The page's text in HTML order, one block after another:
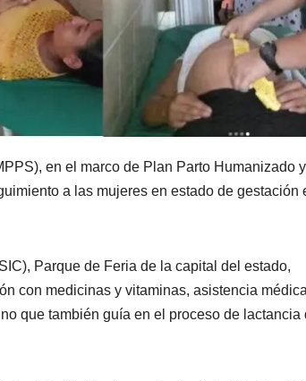
en el marco de Plan Parto Humanizado y
a las mujeres en estado de gestación
Parque de Feria de la capital del estado,
con medicinas y vitaminas, asistencia
que también guía en el proceso de lactancia